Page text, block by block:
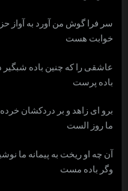
سر فرا گوش من آورد به آواز
خوابت هست
عاشقی را که چنین باده
باده پرست
برو ای زاهد و بر دردکشان
ما روز الست
آن چه او ریخت به پیمانه ما
وگر باده مست